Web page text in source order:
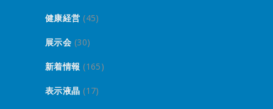
健康経営 (45)
展示会 (30)
新着情報 (165)
表示液晶 (17)